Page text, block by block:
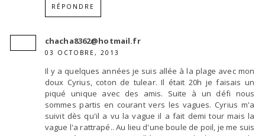
RÉPONDRE
chacha8362@hotmail.fr
03 OCTOBRE, 2013
Il y a quelques années je suis allée à la plage avec mon
doux Cyrius, coton de tulear. Il était 20h je faisais un
piqué unique avec des amis. Suite à un défi nous
sommes partis en courant vers les vagues. Cyrius m'a
suivit dès qu'il a vu la vague il a fait demi tour mais la
vague l'a rattrapé.. Au lieu d'une boule de poil, je me suis